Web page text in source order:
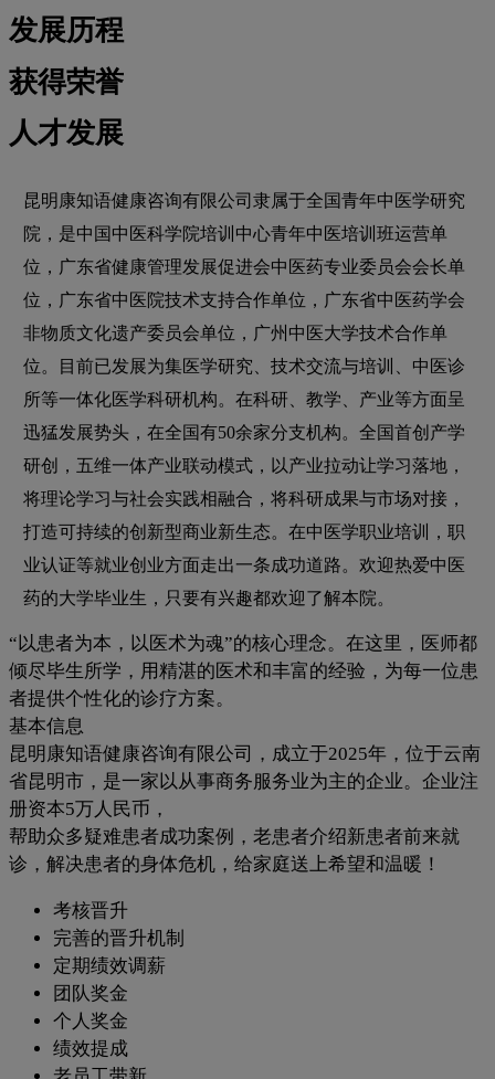
发展历程
获得荣誉
人才发展
昆明康知语健康咨询有限公司隶属于全国青年中医学研究
院，是中国中医科学院培训中心青年中医培训班运营单
位，广东省健康管理发展促进会中医药专业委员会会长单
位，广东省中医院技术支持合作单位，广东省中医药学会
非物质文化遗产委员会单位，广州中医大学技术合作单
位。目前已发展为集医学研究、技术交流与培训、中医诊
所等一体化医学科研机构。在科研、教学、产业等方面呈
迅猛发展势头，在全国有50余家分支机构。全国首创产学
研创，五维一体产业联动模式，以产业拉动让学习落地，
将理论学习与社会实践相融合，将科研成果与市场对接，
打造可持续的创新型商业新生态。在中医学职业培训，职
业认证等就业创业方面走出一条成功道路。欢迎热爱中医
药的大学毕业生，只要有兴趣都欢迎了解本院。
“以患者为本，以医术为魂”的核心理念。在这里，医师都
倾尽毕生所学，用精湛的医术和丰富的经验，为每一位患
者提供个性化的诊疗方案。
基本信息
昆明康知语健康咨询有限公司，成立于2025年，位于云南
省昆明市，是一家以从事商务服务业为主的企业。企业注
册资本5万人民币，
帮助众多疑难患者成功案例，老患者介绍新患者前来就
诊，解决患者的身体危机，给家庭送上希望和温暖！
考核晋升
完善的晋升机制
定期绩效调薪
团队奖金
个人奖金
绩效提成